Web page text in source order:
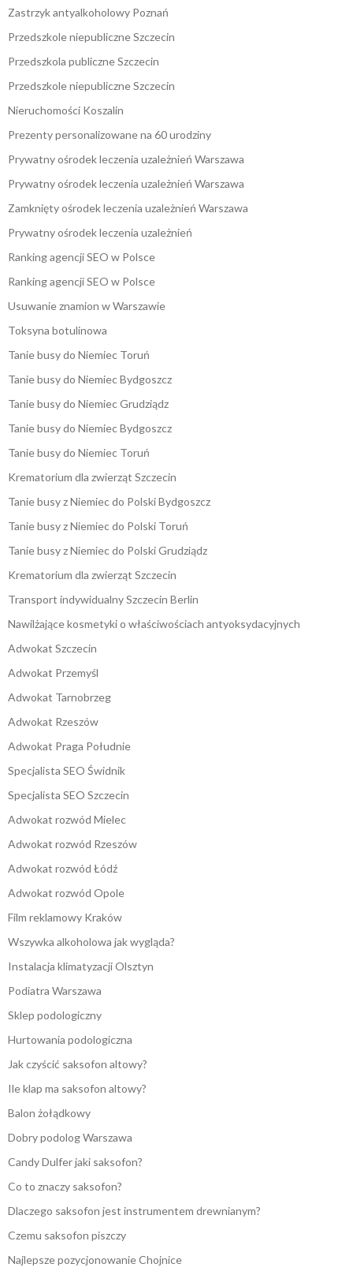
Zastrzyk antyalkoholowy Poznań
Przedszkole niepubliczne Szczecin
Przedszkola publiczne Szczecin
Przedszkole niepubliczne Szczecin
Nieruchomości Koszalin
Prezenty personalizowane na 60 urodziny
Prywatny ośrodek leczenia uzależnień Warszawa
Prywatny ośrodek leczenia uzależnień Warszawa
Zamknięty ośrodek leczenia uzależnień Warszawa
Prywatny ośrodek leczenia uzależnień
Ranking agencji SEO w Polsce
Ranking agencji SEO w Polsce
Usuwanie znamion w Warszawie
Toksyna botulinowa
Tanie busy do Niemiec Toruń
Tanie busy do Niemiec Bydgoszcz
Tanie busy do Niemiec Grudziądz
Tanie busy do Niemiec Bydgoszcz
Tanie busy do Niemiec Toruń
Krematorium dla zwierząt Szczecin
Tanie busy z Niemiec do Polski Bydgoszcz
Tanie busy z Niemiec do Polski Toruń
Tanie busy z Niemiec do Polski Grudziądz
Krematorium dla zwierząt Szczecin
Transport indywidualny Szczecin Berlin
Nawilżające kosmetyki o właściwościach antyoksydacyjnych
Adwokat Szczecin
Adwokat Przemyśl
Adwokat Tarnobrzeg
Adwokat Rzeszów
Adwokat Praga Południe
Specjalista SEO Świdnik
Specjalista SEO Szczecin
Adwokat rozwód Mielec
Adwokat rozwód Rzeszów
Adwokat rozwód Łódź
Adwokat rozwód Opole
Film reklamowy Kraków
Wszywka alkoholowa jak wygląda?
Instalacja klimatyzacji Olsztyn
Podiatra Warszawa
Sklep podologiczny
Hurtowania podologiczna
Jak czyścić saksofon altowy?
Ile klap ma saksofon altowy?
Balon żołądkowy
Dobry podolog Warszawa
Candy Dulfer jaki saksofon?
Co to znaczy saksofon?
Dlaczego saksofon jest instrumentem drewnianym?
Czemu saksofon piszczy
Najlepsze pozycjonowanie Chojnice